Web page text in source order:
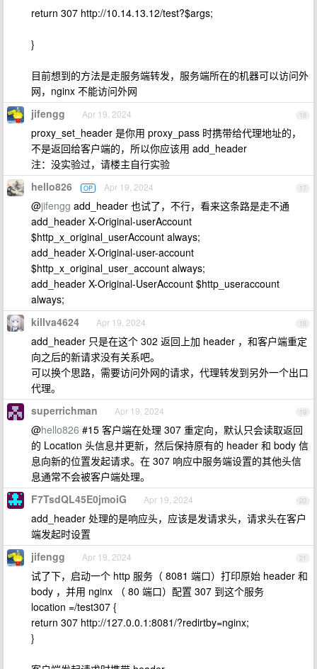
return 307 http://10.14.13.12/test?$args;
}
目前想到的方法是走服务端转发，服务端所在的机器可以访问外
网，nginx 不能访问外网
16
jifengg Apr 19, 2024
proxy_set_header 是你用 proxy_pass 时携带给代理地址的，
不是返回给客户端的，所以你应该用 add_header
注：没实验过，请楼主自行实验
17
hello826 OP Apr 19, 2024
@jifengg add_header 也试了，不行，看来这条路是走不通
add_header X-Original-userAccount
$http_x_original_userAccount always;
add_header X-Original-user-account
$http_x_original_user_account always;
add_header X-Original-UserAccount $http_useraccount
always;
18
killva4624 Apr 19, 2024
add_header 只是在这个 302 返回上加 header ，和客户端重定
向之后的新请求没有关系吧。
可以换个思路，需要访问外网的请求，代理转发到另外一个出口
代理。
19
superrichman Apr 19, 2024
@hello826 #15 客户端在处理 307 重定向，默认只会读取返回
的 Location 头信息并更新，然后保持原有的 header 和 body 信
息向新的位置发起请求。在 307 响应中服务端设置的其他头信
息通常不会被客户端处理。
20
F7TsdQL45E0jmoiG Apr 19, 2024
add_header 处理的是响应头，应该是发请求头，请求头在客户
端发起时设置
21
jifengg Apr 19, 2024
试了下，启动一个 http 服务（ 8081 端口）打印原始 header 和
body ，并用 nginx （ 80 端口）配置 307 到这个服务
location =/test307 {
return 307 http://127.0.0.1:8081/?redirtby=nginx;
}